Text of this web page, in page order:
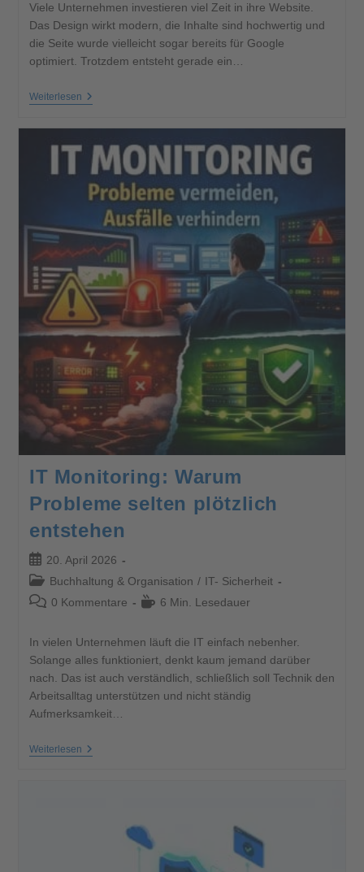
Viele Unternehmen investieren viel Zeit in ihre Website.
Das Design wirkt modern, die Inhalte sind hochwertig und
die Seite wurde vielleicht sogar bereits für Google
optimiert. Trotzdem entsteht gerade ein…
Weiterlesen
IT Monitoring: Warum
Probleme selten plötzlich
entstehen
20. April 2026
Buchhaltung & Organisation / IT- Sicherheit
0 Kommentare
6 Min. Lesedauer
In vielen Unternehmen läuft die IT einfach nebenher.
Solange alles funktioniert, denkt kaum jemand darüber
nach. Das ist auch verständlich, schließlich soll Technik den
Arbeitsalltag unterstützen und nicht ständig
Aufmerksamkeit…
Weiterlesen